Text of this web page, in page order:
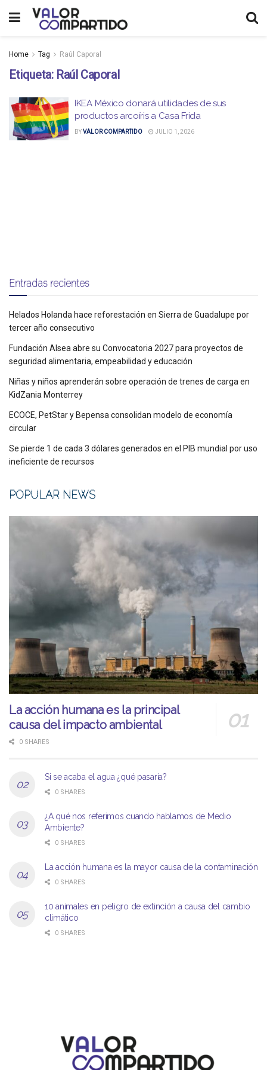
Home Tag Raúl Caporal
Etiqueta: Raúl Caporal
IKEA México donará utilidades de sus
productos arcoíris a Casa Frida
BYVALOR COMPARTIDO JULIO 1, 2026
Entradas recientes
Helados Holanda hace reforestación en Sierra de Guadalupe por
tercer año consecutivo
Fundación Alsea abre su Convocatoria 2027 para proyectos de
seguridad alimentaria, empeabilidad y educación
Niñas y niños aprenderán sobre operación de trenes de carga en
KidZania Monterrey
ECOCE, PetStar y Bepensa consolidan modelo de economía
circular
Se pierde 1 de cada 3 dólares generados en el PIB mundial por uso
ineficiente de recursos
POPULAR NEWS
La acción humana es la principal
causa del impacto ambiental
0 SHARES
Si se acaba el agua ¿qué pasaría?
0 SHARES
¿A qué nos referimos cuando hablamos de Medio
Ambiente?
0 SHARES
La acción humana es la mayor causa de la contaminación
0 SHARES
10 animales en peligro de extinción a causa del cambio
climático
0 SHARES